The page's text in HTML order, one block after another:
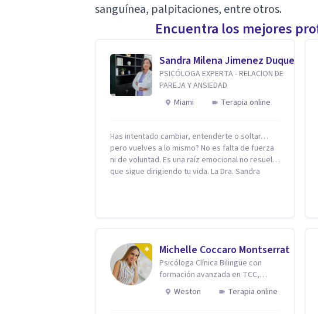
sanguínea, palpitaciones, entre otros.
Encuentra los mejores
Sandra Milena Jimenez Duque
PSICÓLOGA EXPERTA - RELACION DE
PAREJA Y ANSIEDAD
Miami
Terapia online
Has intentado cambiar, entenderte o soltar…
pero vuelves a lo mismo? No es falta de fuerza
ni de voluntad. Es una raíz emocional no resuelta
que sigue dirigiendo tu vida. La Dra. Sandra
conflictos de pareja. Ha trabajado con pacientes
en diferentes países, acompañando procesos
complejos. Su enfoque terapéutico se
diferencia por una premisa clara: no trabaja el
síntoma, trabaja la raíz que lo origina. Su
Michelle Coccaro Montserrat
Psicóloga Clínica Bilingüe con
formación avanzada en TCC,
Neurociencias e Inteligencia
Emocional.
Weston Terapia online